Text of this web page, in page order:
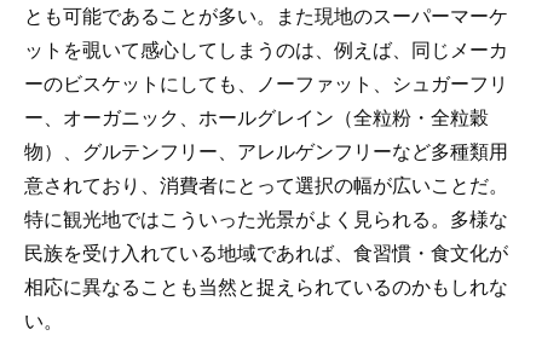
とも可能であることが多い。また現地のスーパーマーケ
ットを覗いて感心してしまうのは、例えば、同じメーカ
ーのビスケットにしても、ノーファット、シュガーフリ
ー、オーガニック、ホールグレイン（全粒粉・全粒穀
物）、グルテンフリー、アレルゲンフリーなど多種類用
意されており、消費者にとって選択の幅が広いことだ。
特に観光地ではこういった光景がよく見られる。多様な
民族を受け入れている地域であれば、食習慣・食文化が
相応に異なることも当然と捉えられているのかもしれな
い。